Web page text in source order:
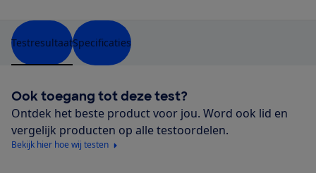
TestresultaatSpecificaties
Ook toegang tot deze test?
Ontdek het beste product voor jou. Word ook lid en
vergelijk producten op alle testoordelen.
Bekijk hier hoe wij testen